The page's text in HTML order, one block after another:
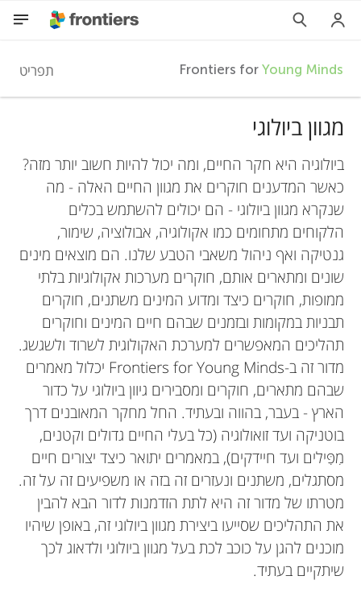
F
r
o
n
t
e
r
s
f
o
r
Frontiers forYoung Minds תפריט
מאמרים
השתתפות
תחומים
מגוון ביולוגי
ביולוגיה היא חקר החיים, ומה יכול להיות חשוב יותר מזה?
כאשר המדענים חוקרים את מגוון החיים האלה - מה
שנקרא מגוון ביולוגי - הם יכולים להשתמש בכלים
הלקוחים מתחומים כמו אקולוגיה, אבולוציה, שימור,
גנטיקה ואף ניהול משאבי הטבע שלנו. הם מוצאים מינים
שונים ומתארים אותם, חוקרים מערכות אקולוגיות בלתי
ממופות, חוקרים כיצד ומדוע המינים משתנים, חוקרים
תבניות במקומות ובזמנים שבהם חיים המינים וחוקרים
תהליכים המאפשרים למערכת האקולוגית לשרוד ולשגשג.
מדור זה ב-Frontiers for Young Minds יכלול מאמרים
שבהם מתארים, חוקרים ומסבירים גיוון ביולוגי על כדור
הארץ - בעבר, בהווה ובעתיד. החל מחקר המאובנים דרך
בוטניקה ועד זואולוגיה (כל בעלי החיים גדולים וקטנים,
מִפִּילים ועד חיידקים), במאמרים יתואר כיצד יצורים חיים
מסתגלים, משתנים ונעזרים זה בזה או משפיעים זה על זה.
מטרתו של מדור זה היא לתת הזדמנות לדור הבא להבין
את התהליכים שסייעו ביצירת מגוון ביולוגי זה, באופן שיהיו
מוכנים להגן על כוכב לכת בעל מגוון ביולוגי ולדאוג לכך
שיתקיים בעתיד.